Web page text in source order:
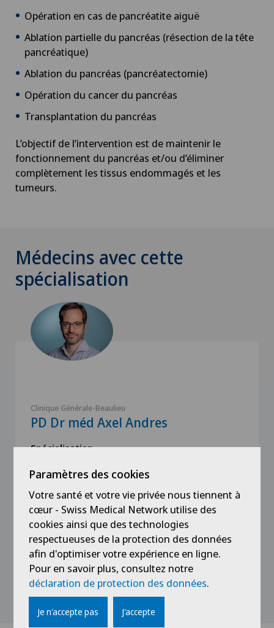
Opération en cas de pancréatite aiguë
Ablation partielle du pancréas (résection de la tête
pancréatique)
Ablation du pancréas (pancréatectomie)
Opération du cancer du pancréas
Transplantation du pancréas
L’objectif de l’intervention est de maintenir le
fonctionnement du pancréas et/ou d’éliminer
complètement les tissus endommagés et les
tumeurs.
Médecins avec cette
spécialisation
Clinique Générale-Beaulieu
PD Dr méd Axel Andres
Spécialisation
Chirurgie viscérale,
Chirurgie biliaire,
Voir plus
Voir profil
Paramètres des cookies
Votre santé et votre vie privée nous tiennent à
cœur - Swiss Medical Network utilise des
cookies ainsi que des technologies
respectueuses de la protection des données
afin d'optimiser votre expérience en ligne.
Pour en savoir plus, consultez notre
déclaration de protection des données.
Je n'accepte pas J'accepte